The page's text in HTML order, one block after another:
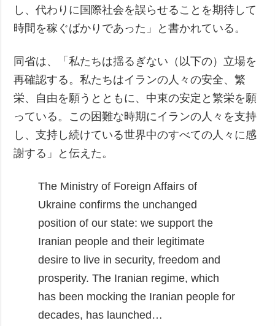
し、代わりに国際社会を誤らせることを期待して
時間を稼ぐばかりであった」と書かれている。
同省は、「私たちは揺るぎない（以下の）立場を
再確認する。私たちはイランの人々の安全、繁
栄、自由を願うとともに、中東の安定と繁栄を願
っている。この困難な時期にイランの人々を支持
し、支持し続けている世界中のすべての人々に感
謝する」と伝えた。
The Ministry of Foreign Affairs of
Ukraine confirms the unchanged
position of our state: we support the
Iranian people and their legitimate
desire to live in security, freedom and
prosperity. The Iranian regime, which
has been mocking the Iranian people for
decades, has launched…